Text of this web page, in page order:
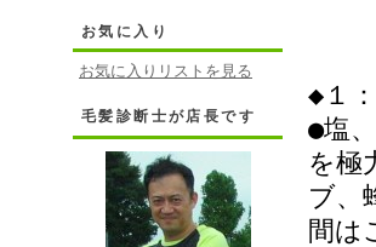
お気に入り
お気に入りリストを見る
毛髪診断士が店長です
◆１
●塩
を極
ブ、
間は